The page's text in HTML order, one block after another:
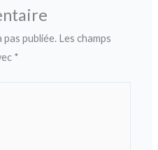
publiée. Les champs
*